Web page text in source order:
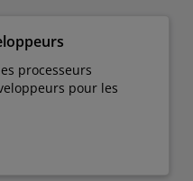
processeurs
pour les